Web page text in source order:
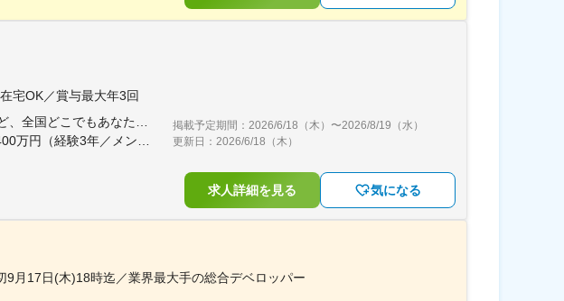
宅OK／賞与最大年3回
【フルリモート・完全在宅勤務OK】自宅など、全国どこでもあなたが働きやすい場所で働けます★転居を伴う転勤なし★全国47都道府県どこからでも応募OK【本社】東京都新宿区山吹町130番地の15 茜ビル2-A＜アクセス＞有楽町線「江戸川橋駅」、東西線「東西線」より徒歩10分※受動喫煙対策：あり
年収480万円（経験5年／リーダー） 年収400万円（経験3年／メンバー）
掲載予定期間： 2026/6/18（木） 〜2026/8/19（水）
更新日： 2026/6/18（木）
求人詳細を見る 気になる
9月17日(木)18時迄／業界最大手の総合デベロッパー